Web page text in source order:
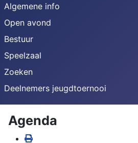
Algemene info
Open avond
Bestuur
Speelzaal
Zoeken
Deelnemers jeugdtoernooi
Agenda